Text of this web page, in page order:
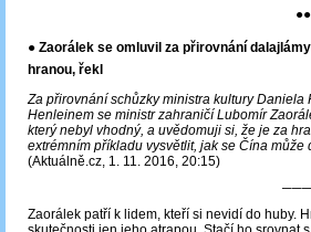
● Zaorálek se omluvil za přirovnání
hranou, řekl
Za přirovnání schůzky ministra kultury
Henleinem se ministr zahraničí Lubomír
který nebyl vhodný, a uvědomuji si, že je za
extrémním příkladu vysvětlit, jak se Čína
(Aktuálně.cz, 1. 11. 2016, 20:15)
Zaorálek patří k lidem, kteří si nevidí do huby.